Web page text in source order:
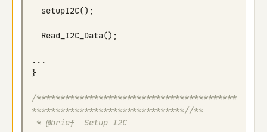
setupI2C();
Read_I2C_Data();
...
}
/******************************************
********************************//**
* @brief  Setup I2C